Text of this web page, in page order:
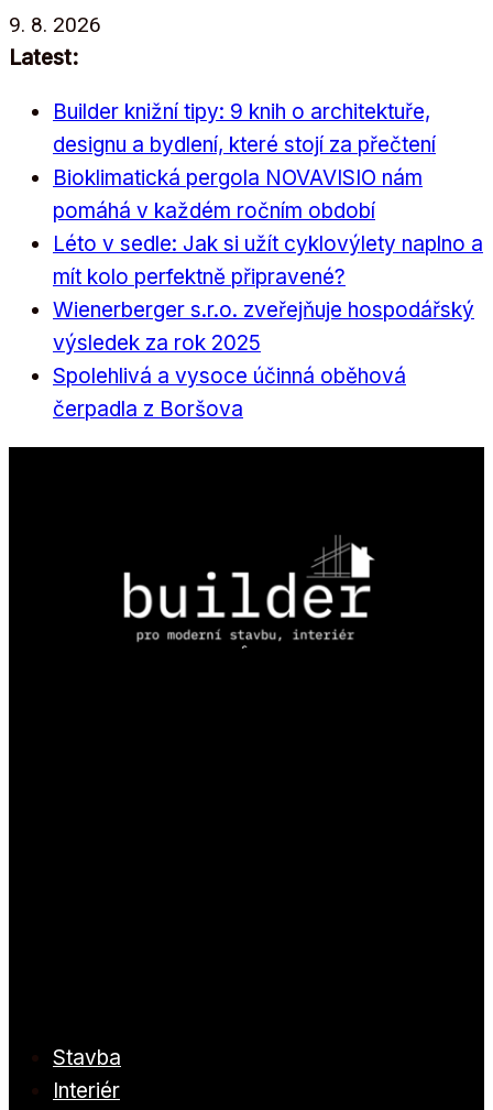
Přeskočit
na
9. 8. 2026
Latest:
Builder knižní tipy: 9 knih o architektuře,
designu a bydlení, které stojí za přečtení
Bioklimatická pergola NOVAVISIO nám
pomáhá v každém ročním období
Léto v sedle: Jak si užít cyklovýlety naplno a
mít kolo perfektně připravené?
Wienerberger s.r.o. zveřejňuje hospodářský
výsledek za rok 2025
Spolehlivá a vysoce účinná oběhová
čerpadla z Boršova
Stavba
Interiér